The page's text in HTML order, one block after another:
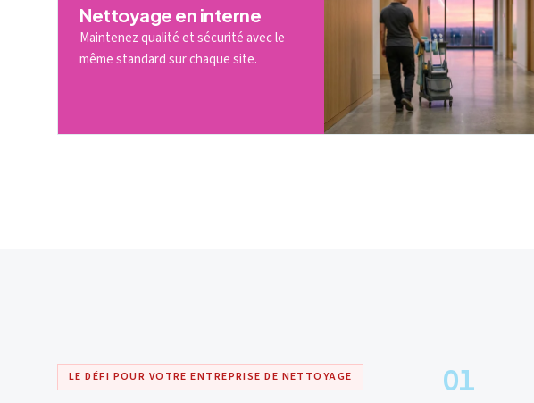
Nettoyage en interne
Maintenez qualité et sécurité avec le
même standard sur chaque site.
LE DÉFI POUR VOTRE ENTREPRISE DE NETTOYAGE 01